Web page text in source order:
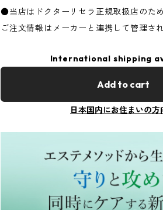
●当店はドクターリセラ正規取扱店のため
ご注文情報はメーカーと連携して管理され
International shipping
Add to cart
日本国内にお住まいの方